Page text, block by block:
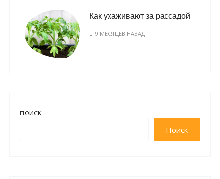
Как ухаживают за рассадой
9 МЕСЯЦЕВ НАЗАД
ПОИСК
Поиск